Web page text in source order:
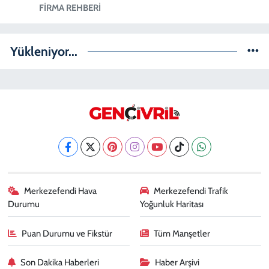
FIRMA REHBERI
Yükleniyor...
Merkezefendi Hava
Durumu
Merkezefendi Trafik
Yoğunluk Haritası
Puan Durumu ve Fikstür Tüm Manşetler
Son Dakika Haberleri Haber Arşivi